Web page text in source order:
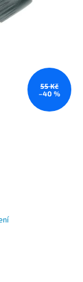
55 Kč
–40 %